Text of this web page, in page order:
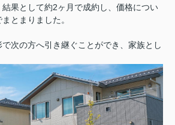
果として約2ヶ月で成約し、価格につい
とまりました。
次の方へ引き継ぐことができ、家族とし